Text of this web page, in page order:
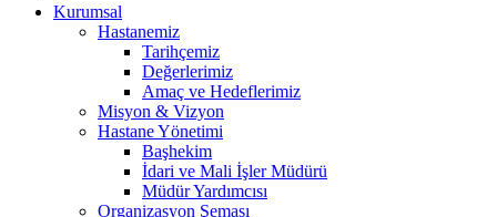
Kurumsal
Hastanemiz
Tarihçemiz
Değerlerimiz
Amaç ve Hedeflerimiz
Misyon & Vizyon
Hastane Yönetimi
Başhekim
İdari ve Mali İşler Müdürü
Müdür Yardımcısı
Organizasyon Şeması